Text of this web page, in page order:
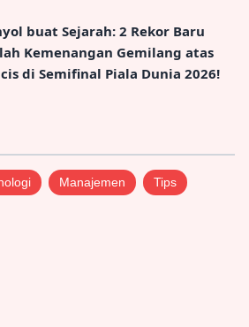
Pejuang 45 Angkat
BKP-SDM Muratara,
dan Tegas Kawal
17:36:00